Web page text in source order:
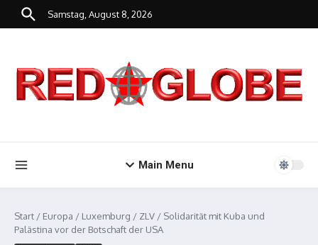
Zum Inhalt springen
Samstag, August 8, 2026
Main Menu
Start / Europa / Luxemburg / ZLV / Solidarität mit Kuba und
Palästina vor der Botschaft der USA